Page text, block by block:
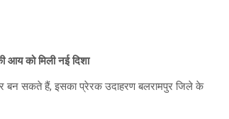
आय को मिली नई दिशा
बन सकते हैं, इसका प्रेरक उदाहरण बलरामपुर जिले के